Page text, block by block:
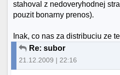
stahoval z nedoveryhodnej
pouzit bonarny prenos).
Inak, co nas za distribuciu ze
Re: subor
21.12.2009 | 22:16